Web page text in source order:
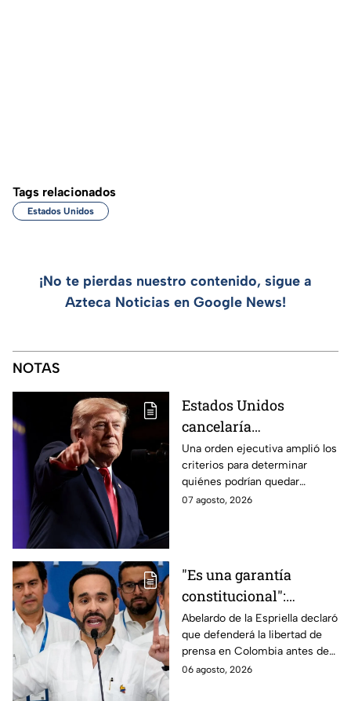
Tags relacionados
Estados Unidos
¡No te pierdas nuestro contenido, sigue a
Azteca Noticias en Google News!
NOTAS
Estados Unidos
cancelaría
nacionalidad por
nacimiento del líder
del CJNG
Una orden ejecutiva amplió los
criterios para determinar
quiénes podrían quedar
excluidos de la nacionalidad
07 agosto, 2026
"Es una garantía
constitucional":
Abelardo de la
Espriella promete
defender la libertad de
prensa en Colombia
Abelardo de la Espriella declaró
que defenderá la libertad de
prensa en Colombia antes de
asumir su cargo como
06 agosto, 2026